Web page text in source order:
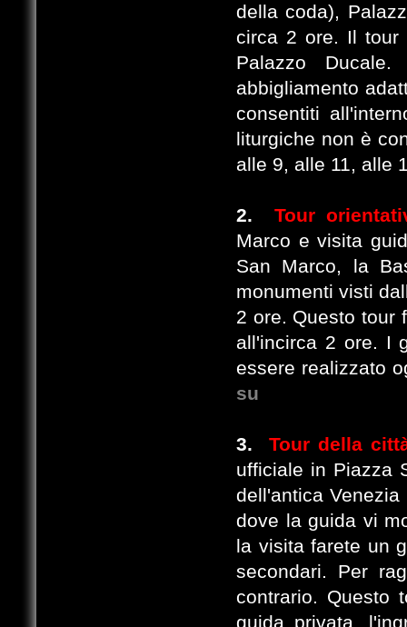
della coda),
circa 2 ore. Il tour
Palazzo
abbigliamento
consentiti
liturgiche non è
alle 9, alle 11, alle
2. Tour
Marco e visita
San Marco, la
monumenti visti
2 ore. Questo tour
all'incirca 2 ore. I
essere realizzato
su
3. Tour della
ufficiale in Piazza
dell'antica
dove la guida vi
la visita farete un
secondari. Per
contrario. Questo
guida privata,